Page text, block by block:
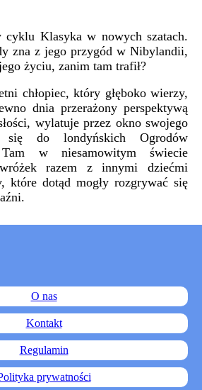
cyklu Klasyka w nowych szatach.
zna z jego przygód w Nibylandii,
życiu, zanim tam trafił?
chłopiec, który głęboko wierzy,
dnia przerażony perspektywą
wylatuje przez okno swojego
do londyńskich Ogrodów
Tam w niesamowitym świecie
razem z innymi dziećmi
które dotąd mogły rozgrywać się
O nas
Kontakt
Regulamin
prywatności